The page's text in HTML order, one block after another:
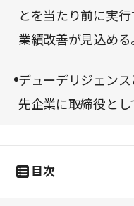
とを当たり前に実
業績改善が見込める
デューデリジェン
先企業に取締役とし
目次